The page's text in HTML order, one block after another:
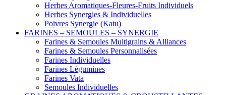
Herbes Aromatiques-Fleures-Fruits Individuels
Herbes Synergies & Individuelles
Poivres Synergie (Katu)
FARINES – SEMOULES – SYNERGIE
Farines & Semoules Multigrains & Alliances
Farines & Semoules Personnalisées
Farines Individuelles
Farines Légumines
Farines Vata
Semoules Individuelles